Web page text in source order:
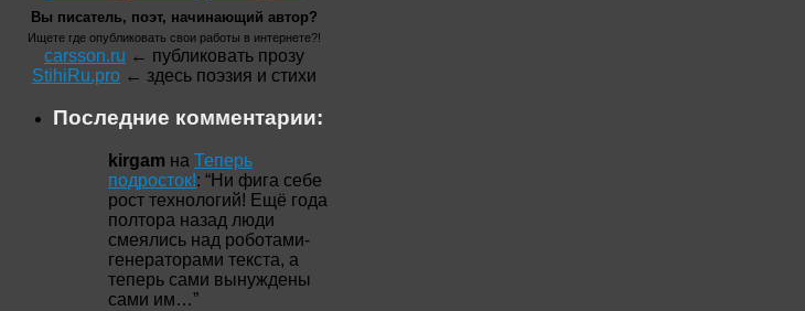
Вы писатель, поэт, начинающий автор?
Ищете где опубликовать свои работы в интернете?!
carsson.ru ← публиковать прозу
StihiRu.pro ← здесь поэзия и стихи
Последние комментарии:
kirgam на Теперь
подросток!: “Ни фига себе
рост технологий! Ещё года
полтора назад люди
смеялись над роботами-
генераторами текста, а
теперь сами вынуждены
сами им…”